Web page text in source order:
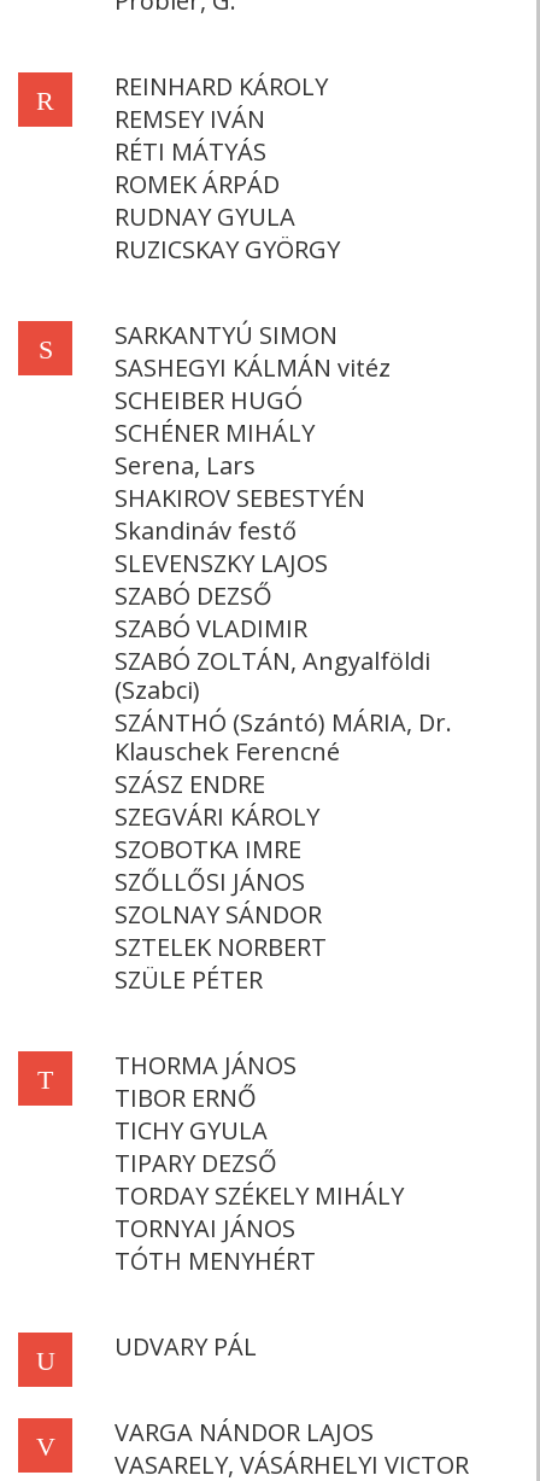
R
REINHARD KÁROLY
REMSEY IVÁN
RÉTI MÁTYÁS
ROMEK ÁRPÁD
RUDNAY GYULA
RUZICSKAY GYÖRGY
S
SARKANTYÚ SIMON
SASHEGYI KÁLMÁN vitéz
SCHEIBER HUGÓ
SCHÉNER MIHÁLY
Serena, Lars
SHAKIROV SEBESTYÉN
Skandináv festő
SLEVENSZKY LAJOS
SZABÓ DEZSŐ
SZABÓ VLADIMIR
SZABÓ ZOLTÁN, Angyalföldi
(Szabci)
SZÁNTHÓ (Szántó) MÁRIA, Dr.
Klauschek Ferencné
SZÁSZ ENDRE
SZEGVÁRI KÁROLY
SZOBOTKA IMRE
SZŐLLŐSI JÁNOS
SZOLNAY SÁNDOR
SZTELEK NORBERT
SZÜLE PÉTER
T
THORMA JÁNOS
TIBOR ERNŐ
TICHY GYULA
TIPARY DEZSŐ
TORDAY SZÉKELY MIHÁLY
TORNYAI JÁNOS
TÓTH MENYHÉRT
U UDVARY PÁL
V
VARGA NÁNDOR LAJOS
VASARELY, VÁSÁRHELYI VICTOR